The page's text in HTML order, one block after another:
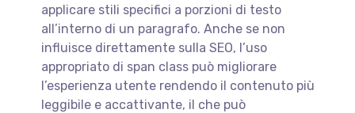
applicare stili specifici a porzioni di testo
all’interno di un paragrafo. Anche se non
influisce direttamente sulla SEO, l’uso
appropriato di span class può migliorare
l’esperienza utente rendendo il contenuto più
leggibile e accattivante, il che può